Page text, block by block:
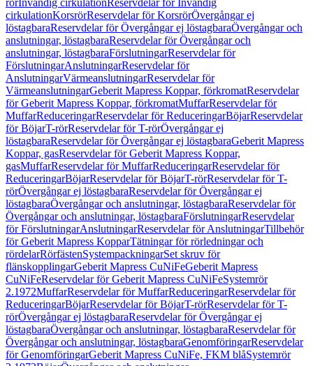
rörInvändig cirkulationReservdelar för Invändig
cirkulationKorsrörReservdelar för KorsrörÖvergångar ej
löstagbaraReservdelar för Övergångar ej löstagbaraÖvergångar och
anslutningar, löstagbaraReservdelar för Övergångar och
anslutningar, löstagbaraFörslutningarReservdelar för
FörslutningarAnslutningarReservdelar för
AnslutningarVärmeanslutningarReservdelar för
VärmeanslutningarGeberit Mapress Koppar, förkromatReservdelar
för Geberit Mapress Koppar, förkromatMuffarReservdelar för
MuffarReduceringarReservdelar för ReduceringarBöjarReservdelar
för BöjarT-rörReservdelar för T-rörÖvergångar ej
löstagbaraReservdelar för Övergångar ej löstagbaraGeberit Mapress
Koppar, gasReservdelar för Geberit Mapress Koppar,
gasMuffarReservdelar för MuffarReduceringarReservdelar för
ReduceringarBöjarReservdelar för BöjarT-rörReservdelar för T-
rörÖvergångar ej löstagbaraReservdelar för Övergångar ej
löstagbaraÖvergångar och anslutningar, löstagbaraReservdelar för
Övergångar och anslutningar, löstagbaraFörslutningarReservdelar
för FörslutningarAnslutningarReservdelar för AnslutningarTillbehör
för Geberit Mapress KopparTätningar för rörledningar och
rördelarRörfästenSystempackningarSet skruv för
flänskopplingarGeberit Mapress CuNiFeGeberit Mapress
CuNiFeReservdelar för Geberit Mapress CuNiFeSystemrör
2.1972MuffarReservdelar för MuffarReduceringarReservdelar för
ReduceringarBöjarReservdelar för BöjarT-rörReservdelar för T-
rörÖvergångar ej löstagbaraReservdelar för Övergångar ej
löstagbaraÖvergångar och anslutningar, löstagbaraReservdelar för
Övergångar och anslutningar, löstagbaraGenomföringarReservdelar
för GenomföringarGeberit Mapress CuNiFe, FKM blåSystemrör